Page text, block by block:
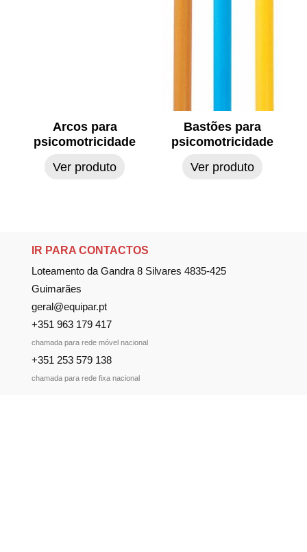
Arcos para
psicomotricidade
Ver produto
Bastões para
psicomotricidade
Ver produto
IR PARA CONTACTOS
Loteamento da Gandra 8 Silvares 4835-425
Guimarães
geral@equipar.pt
+351 963 179 417
chamada para rede móvel nacional
+351 253 579 138
chamada para rede fixa nacional